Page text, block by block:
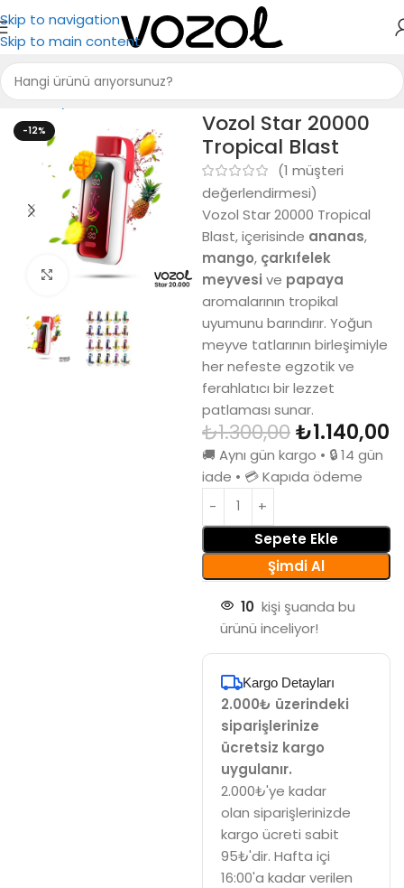
Skip to navigation
Skip to main content
Ana Sayfa Puff Bar
-12%
Büyütmek için tıkla
Vozol Star 20000
Tropical Blast
(1 müşteri
değerlendirmesi)
Vozol Star 20000 Tropical
Blast, içerisinde ananas,
mango, çarkıfelek
meyvesi ve papaya
aromalarının tropikal
uyumunu barındırır. Yoğun
meyve tatlarının birleşimiyle
her nefeste egzotik ve
ferahlatıcı bir lezzet
patlaması sunar.
₺1.300,00₺1.140,00
🚚 Aynı gün kargo • 🔒 14 gün
iade • 💳 Kapıda ödeme
Sepete Ekle
Şimdi Al
10 kişi şuanda bu
ürünü inceliyor!
Kargo Detayları
2.000₺ üzerindeki
siparişlerinize
ücretsiz kargo
uygulanır.
2.000₺'ye kadar
olan siparişlerinizde
kargo ücreti sabit
95₺'dir. Hafta içi
16:00'a kadar verilen